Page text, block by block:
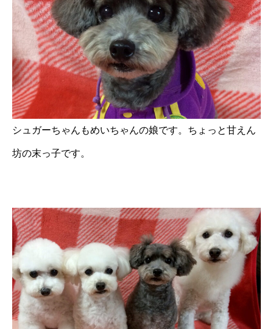
シュガーちゃんもめいちゃんの娘です。ちょっと甘えん
坊の末っ子です。